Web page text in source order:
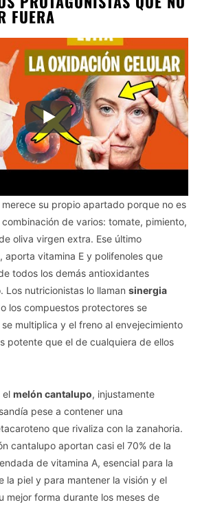
FUERA
merece su propio apartado porque no es
de varios: tomate, pimiento,
oliva virgen extra. Ese último
aporta vitamina E y polifenoles que
todos los demás antioxidantes
Los nutricionistas lo llaman sinergia
los compuestos protectores se
multiplica y el freno al envejecimiento
potente que el de cualquiera de ellos
el melón cantalupo, injustamente
pese a contener una
que rivaliza con la zanahoria.
cantalupo aportan casi el 70% de la
de vitamina A, esencial para la
la piel y para mantener la visión y el
mejor forma durante los meses de